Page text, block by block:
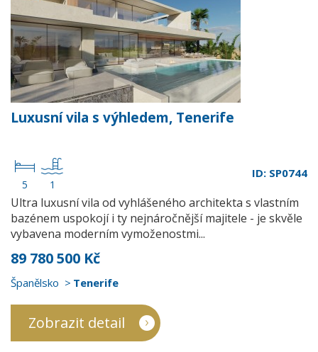
Luxusní vila s výhledem, Tenerife
5 1
ID: SP0744
Ultra luxusní vila od vyhlášeného architekta s vlastním
bazénem uspokojí i ty nejnáročnější majitele - je skvěle
vybavena moderním vymoženostmi...
89 780 500 Kč
Španělsko Tenerife
Zobrazit detail